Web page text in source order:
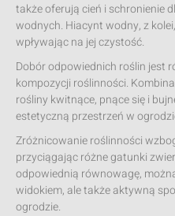
także oferują cień i schronienie
wodnych. Hiacynt wodny, z
wpływając na jej czystość.
Dobór odpowiednich roślin jest
kompozycji roślinności.
rośliny kwitnące, pnące się i
estetyczną przestrzeń w
Zróżnicowanie roślinności
przyciągając różne gatunki
odpowiednią równowagę,
widokiem, ale także aktywną
ogrodzie.